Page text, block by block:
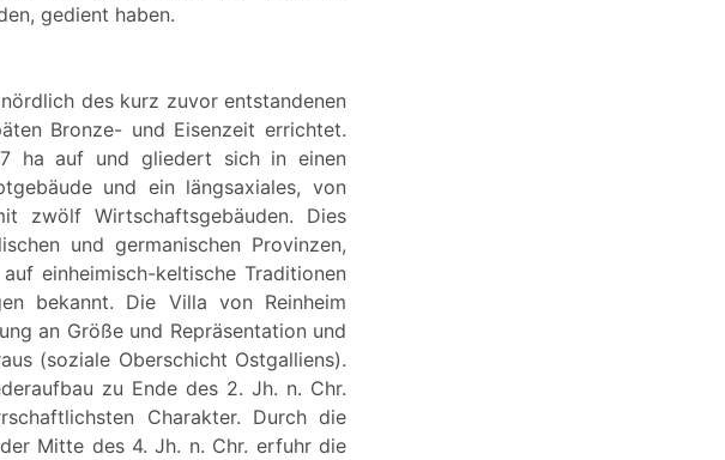
gedient haben.
des kurz zuvor entstandenen
Bronze- und Eisenzeit errichtet.
ha auf und gliedert sich in einen
und ein längsaxiales, von
zwölf Wirtschaftsgebäuden. Dies
und germanischen Provinzen,
einheimisch-keltische Traditionen
bekannt. Die Villa von Reinheim
an Größe und Repräsentation und
(soziale Oberschicht Ostgalliens).
zu Ende des 2. Jh. n. Chr.
Charakter. Durch die
Mitte des 4. Jh. n. Chr. erfuhr die